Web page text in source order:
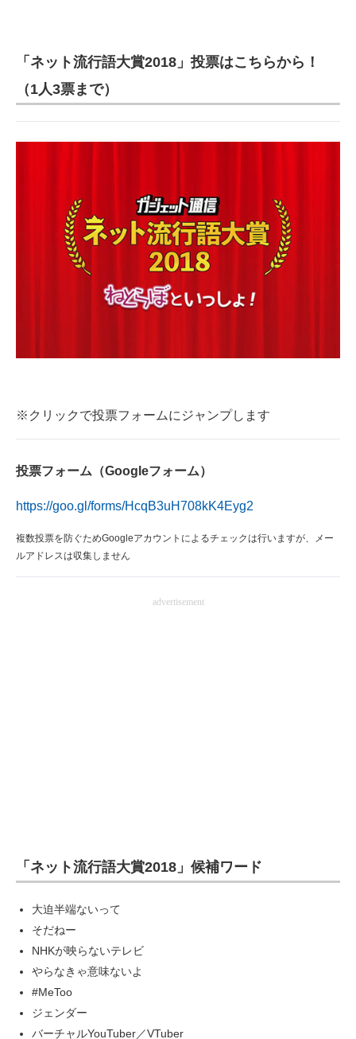
「ネット流行語大賞2018」投票はこちらから！
（1人3票まで）
※クリックで投票フォームにジャンプします
投票フォーム（Googleフォーム）
https://goo.gl/forms/HcqB3uH708kK4Eyg2
複数投票を防ぐためGoogleアカウントによるチェックは行いますが、メー
ルアドレスは収集しません
advertisement
「ネット流行語大賞2018」候補ワード
大迫半端ないって
そだねー
NHKが映らないテレビ
やらなきゃ意味ないよ
#MeToo
ジェンダー
バーチャルYouTuber／VTuber